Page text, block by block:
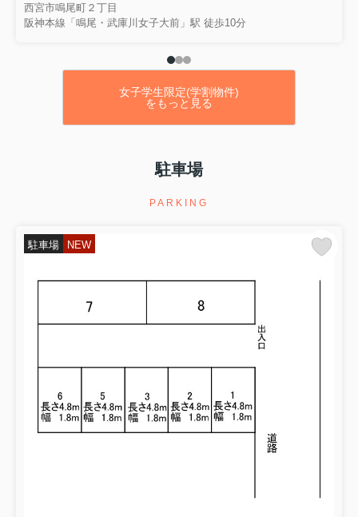
西宮市鳴尾町２丁目
阪神本線「鳴尾・武庫川女子大前」駅 徒歩10分
女子学生限定(学割物件)
をもっと見る
駐車場
PARKING
駐車場 NEW